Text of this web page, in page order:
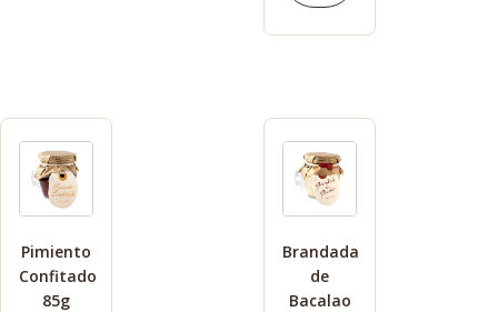
Pimiento
Confitado
85g
Brandada
de
Bacalao